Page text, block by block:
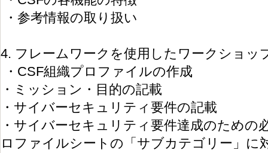
・参考情報の取り扱い
4. フレームワークを使用したワークショッ
・CSF組織プロファイルの作成
・ミッション・目的の記載
・サイバーセキュリティ要件の記載
・サイバーセキュリティ要件達成のための
ロファイルシートの「サブカテゴリー」に